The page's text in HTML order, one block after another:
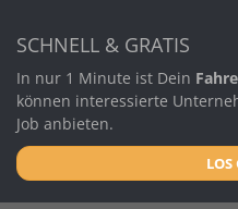
SCHNELL & GRATIS
In nur 1 Minute ist Dein
können interessierte
Job anbieten.
LOS